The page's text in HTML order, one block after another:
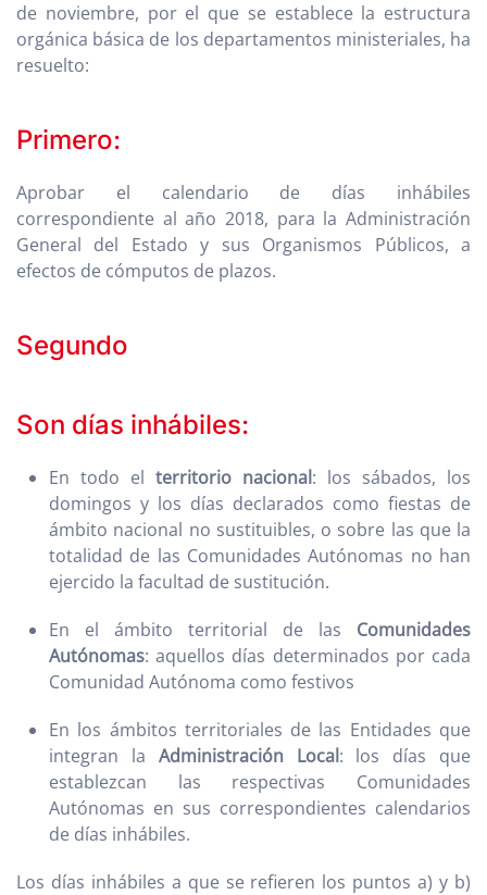
de noviembre, por el que se establece la estructura
orgánica básica de los departamentos ministeriales, ha
resuelto:
Primero:
Aprobar el calendario de días inhábiles
correspondiente al año 2018, para la Administración
General del Estado y sus Organismos Públicos, a
efectos de cómputos de plazos.
Segundo
Son días inhábiles:
En todo el territorio nacional: los sábados, los
domingos y los días declarados como fiestas de
ámbito nacional no sustituibles, o sobre las que la
totalidad de las Comunidades Autónomas no han
ejercido la facultad de sustitución.
En el ámbito territorial de las Comunidades
Autónomas: aquellos días determinados por cada
Comunidad Autónoma como festivos
En los ámbitos territoriales de las Entidades que
integran la Administración Local: los días que
establezcan las respectivas Comunidades
Autónomas en sus correspondientes calendarios
de días inhábiles.
Los días inhábiles a que se refieren los puntos a) y b)